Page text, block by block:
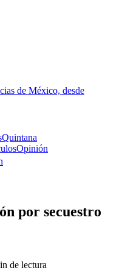
de México, desde
Quintana
Opinión
por secuestro
de lectura